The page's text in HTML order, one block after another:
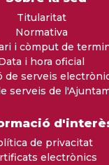
Titularitat
Normativa
i còmput de
i hora oficial
de serveis
serveis de
de privacitat
electrònics